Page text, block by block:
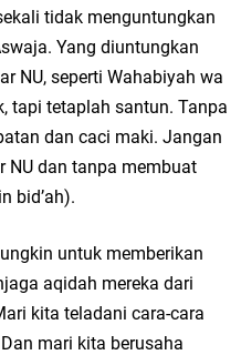
tidak menguntungkan
Yang diuntungkan
NU, seperti Wahabiyah wa
tapi tetaplah santun. Tanpa
dan caci maki. Jangan
NU dan tanpa membuat
bid’ah).
untuk memberikan
aqidah mereka dari
kita teladani cara-cara
mari kita berusaha